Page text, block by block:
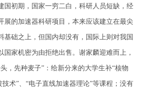
国初期，国家一穷二白，科研人员短缺，经
展的加速器科研项目，本来应该建立在最尖
基础之上，但国内却没有，国际上则对我国
国家机密为由拒绝出售。谢家麟迎难而上，
，先种麦子”：给新分来的大学生补“核物
技术”、“电子直线加速器理论”等课程；没有